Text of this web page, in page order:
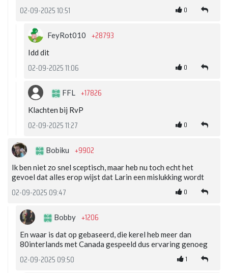
02-09-2025 10:51 0
FeyRot010 +28793
Idd dit
02-09-2025 11:06 0
FFL +17826
Klachten bij RvP
02-09-2025 11:27 0
Bobiku +9902
Ik ben niet zo snel sceptisch, maar heb nu toch echt het
gevoel dat alles erop wijst dat Larin een mislukking wordt
02-09-2025 09:47 0
Bobby +1206
En waar is dat op gebaseerd, die kerel heb meer dan
80interlands met Canada gespeeld dus ervaring genoeg
02-09-2025 09:50 1